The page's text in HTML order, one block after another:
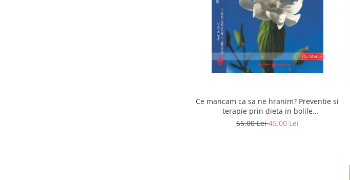
Ce mancam ca sa ne hranim? Preventie si
terapie prin dieta in bolile
cardiovasculare si in diabetul zaharat
55,00 Lei45,00 Lei